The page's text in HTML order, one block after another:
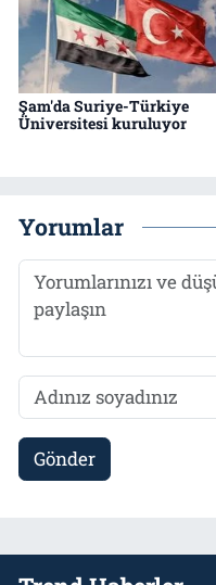
Şam'da Suriye-Türkiye
Üniversitesi kuruluyor
Yorumlar
Gönder